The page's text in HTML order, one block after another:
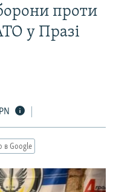
проти
у Празі
в Google